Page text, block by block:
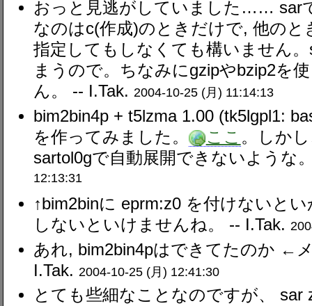
おっと見逃がしていました…… sar
なのはc(作成)のときだけで, 他のと
指定してもしなくても構いません
まうので。ちなみにgzipやbzip2を
ん。 -- I.Tak. 2004-10-25 (月) 11:14:13
bim2bin4p + t5lzma 1.00 (tk5lgpl1:
を作ってみました。
ここ 。しか
sartol0gで自動展開できないような
12:13:31
↑bim2binに eprm:z0 を付けないと
しないといけませんね。 -- I.Tak.
あれ, bim2bin4pはできてたのか ←
I.Tak. 2004-10-25 (月) 12:41:30
とても些細なことなのですが、 sar